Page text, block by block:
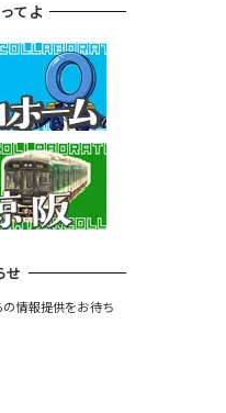
てよ
せ
情報提供をお待ち